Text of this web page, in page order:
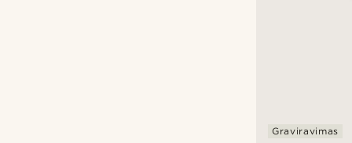
Graviravimas